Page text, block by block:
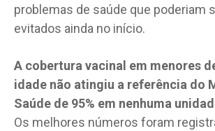
problemas de saúde que poderiam
evitados ainda no início.
A cobertura vacinal em menores
idade não atingiu a referência do
Saúde de 95% em nenhuma
Os melhores números foram